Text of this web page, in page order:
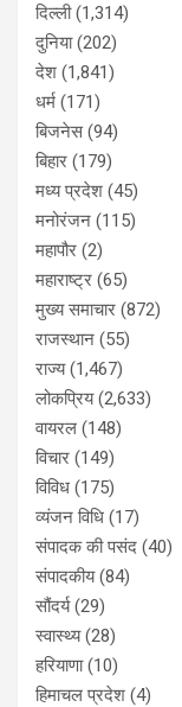
दिल्ली(1,314)
दुनिया(202)
देश (1,841)
धर्म (171)
बिजनेस(94)
बिहार (179)
मध्य प्रदेश (45)
मनोरंजन (115)
महापौर (2)
महाराष्ट्र (65)
मुख्य समाचार (872)
राजस्थान (55)
राज्य(1,467)
लोकप्रिय(2,633)
वायरल (148)
विचार (149)
विविध (175)
व्यंजन विधि (17)
संपादक की पसंद (40)
संपादकीय(84)
सौंदर्य(29)
स्वास्थ्य(28)
हरियाणा(10)
हिमाचल प्रदेश (4)